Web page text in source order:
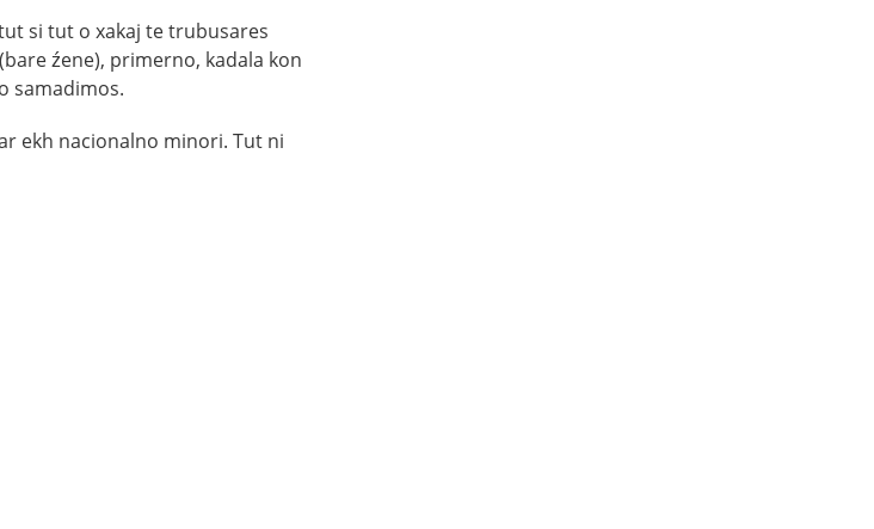
si tut o xakaj te trubusares
źene), primerno, kadala kon
samadimos.
ekh nacionalno minori. Tut ni